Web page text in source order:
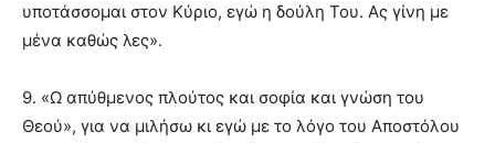
υποτάσσομαι στον Κύριο, εγώ η δούλη Του. Ας γίνη με
μένα καθώς λες».
9. «Ω απύθμενος πλούτος και σοφία και γνώση του
Θεού», για να μιλήσω κι εγώ με το λόγο του Αποστόλου